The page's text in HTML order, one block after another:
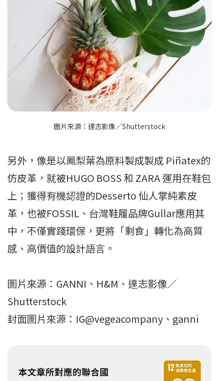
圖片來源：達志影像／Shutterstock
另外，像是以鳳梨葉為原料製成製成 Piñatex的
仿皮革，就被HUGO BOSS 和 ZARA 運用在鞋包
上；獲得有機認證的Desserto 仙人掌純素皮
革，也被FOSSIL、台灣鞋履品牌Gullar應用其
中，不僅實踐環保，更將「剩食」轉化為高質
感、高價值的設計語言。
圖片來源：GANNI、H&M、達志影像／
Shutterstock
封面圖片來源：IG@vegeacompany、ganni